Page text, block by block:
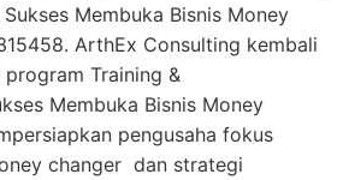
Membuka Bisnis Money
ArthEx Consulting kembali
Training &
Membuka Bisnis Money
pengusaha fokus
changer dan strategi